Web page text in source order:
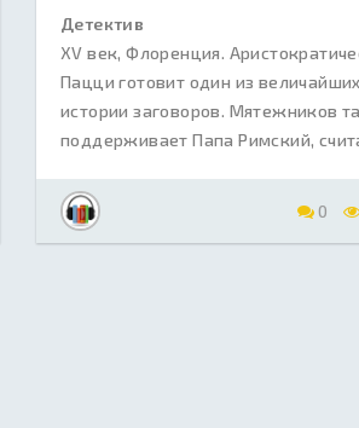
Детектив
XV век, Флоренция.
Пацци готовит один из
истории заговоров. Мятежников
поддерживает Папа Римский,
0